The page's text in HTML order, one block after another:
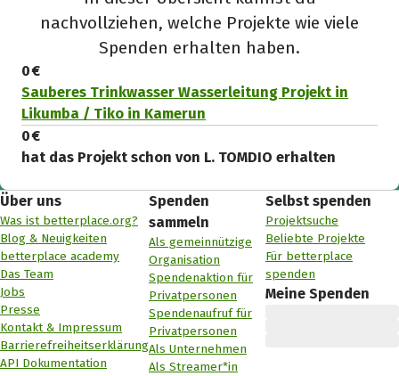
nachvollziehen, welche Projekte wie viele
Spenden erhalten haben.
0 €
Sauberes Trinkwasser Wasserleitung Projekt in
Likumba / Tiko in Kamerun
0 €
hat das Projekt schon von L. TOMDIO erhalten
Über uns
Was ist betterplace.org?
Blog & Neuigkeiten
betterplace academy
Das Team
Jobs
Presse
Kontakt & Impressum
Barrierefreiheitserklärung
API Dokumentation
Spenden
sammeln
Als gemeinnützige
Organisation
Spendenaktion für
Privatpersonen
Spendenaufruf für
Privatpersonen
Als Unternehmen
Als Streamer*in
Selbst spenden
Projektsuche
Beliebte Projekte
Für betterplace
spenden
Meine Spenden